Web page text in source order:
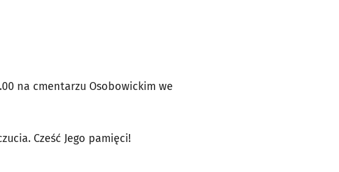
na cmentarzu Osobowickim we
Cześć Jego pamięci!